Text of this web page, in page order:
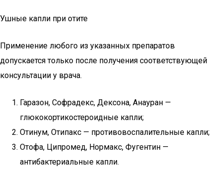
Ушные капли при отите
Применение любого из указанных препаратов
допускается только после получения соответствующей
консультации у врача.
Гаразон, Софрадекс, Дексона, Анауран —
глюкокортикостероидные капли;
Отинум, Отипакс — противовоспалительные капли;
Отофа, Ципромед, Нормакс, Фугентин —
антибактериальные капли.